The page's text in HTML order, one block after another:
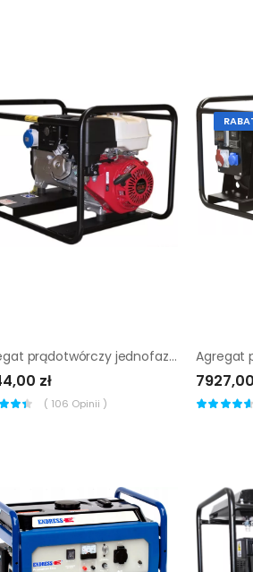
Agregat prądotwórczy jednofazowy Sumera Motor smg-7M-H-avr
zł
( 106 Opinii )